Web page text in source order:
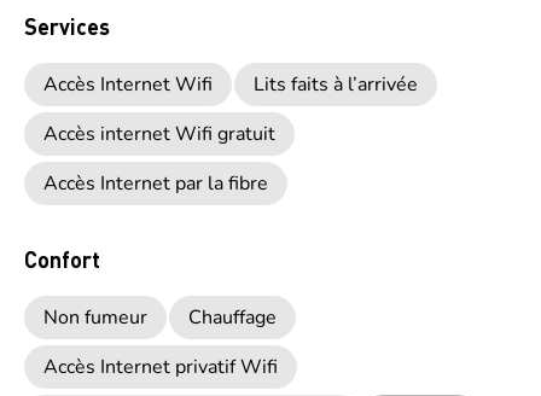
Services
Accès Internet Wifi
Lits faits à l’arrivée
Accès internet Wifi gratuit
Accès Internet par la fibre
Confort
Non fumeur
Chauffage
Accès Internet privatif Wifi